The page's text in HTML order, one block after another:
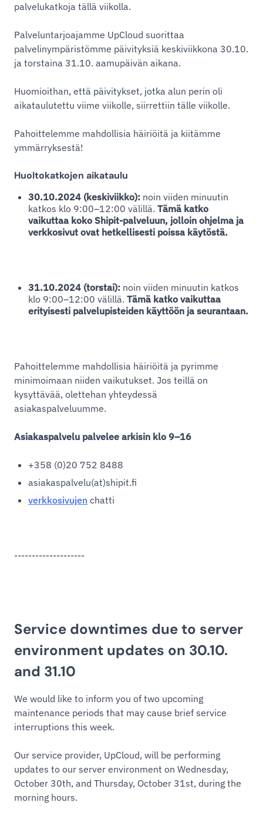
palvelukatkoja tällä viikolla.
Palveluntarjoajamme UpCloud suorittaa
palvelinympäristömme päivityksiä keskiviikkona 30.10.
ja torstaina 31.10. aamupäivän aikana.
Huomioithan, että päivitykset, jotka alun perin oli
aikataulutettu viime viikolle, siirrettiin tälle viikolle.
Pahoittelemme mahdollisia häiriöitä ja kiitämme
ymmärryksestä!
Huoltokatkojen aikataulu
30.10.2024 (keskiviikko): noin viiden minuutin
katkos klo 9:00–12:00 välillä. Tämä katko
vaikuttaa koko Shipit-palveluun, jolloin ohjelma ja
verkkosivut ovat hetkellisesti poissa käytöstä.
31.10.2024 (torstai): noin viiden minuutin katkos
klo 9:00–12:00 välillä. Tämä katko vaikuttaa
erityisesti palvelupisteiden käyttöön ja seurantaan.
Pahoittelemme mahdollisia häiriöitä ja pyrimme
minimoimaan niiden vaikutukset. Jos teillä on
kysyttävää, olettehan yhteydessä
asiakaspalveluumme.
Asiakaspalvelu palvelee arkisin klo 9–16
+358 (0)20 752 8488
asiakaspalvelu(at)shipit.fi
verkkosivujen chatti
--------------------
Service downtimes due to server
environment updates on 30.10.
and 31.10
We would like to inform you of two upcoming
maintenance periods that may cause brief service
interruptions this week.
Our service provider, UpCloud, will be performing
updates to our server environment on Wednesday,
October 30th, and Thursday, October 31st, during the
morning hours.